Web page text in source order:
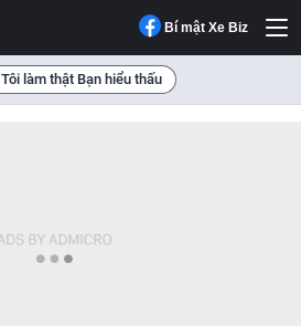
Bí mật Xe Biz
Tôi làm thật Bạn hiểu thấu